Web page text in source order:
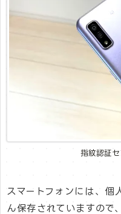
指紋認証
スマートフォンには、個
ん保存されていますので、